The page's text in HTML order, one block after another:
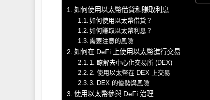
如何使用以太幣借貸和賺取利息
如何使用以太幣借貸？
如何賺取以太幣利息？
需要注意的風險
如何在 DeFi 上使用以太幣進行交易
1. 瞭解去中心化交易所 (DEX)
2. 使用以太幣在 DEX 上交易
3. DEX 的優勢與風險
使用以太幣參與 DeFi 治理